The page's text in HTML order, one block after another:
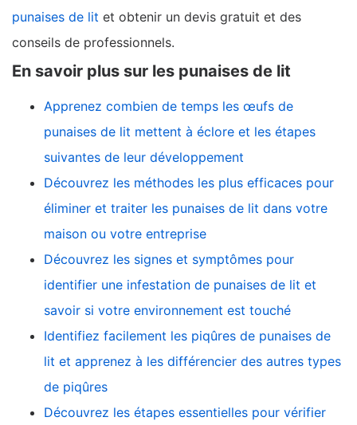
punaises de lit et obtenir un devis gratuit et des
conseils de professionnels.
En savoir plus sur les punaises de lit
Apprenez combien de temps les œufs de
punaises de lit mettent à éclore et les étapes
suivantes de leur développement
Découvrez les méthodes les plus efficaces pour
éliminer et traiter les punaises de lit dans votre
maison ou votre entreprise
Découvrez les signes et symptômes pour
identifier une infestation de punaises de lit et
savoir si votre environnement est touché
Identifiez facilement les piqûres de punaises de
lit et apprenez à les différencier des autres types
de piqûres
Découvrez les étapes essentielles pour vérifier